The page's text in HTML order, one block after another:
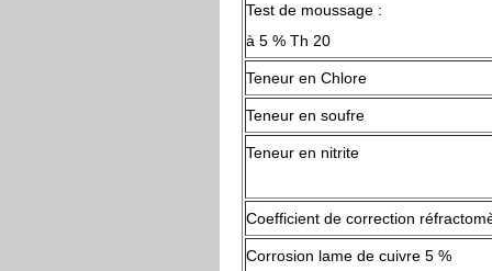
Test de moussage :
à 5 % Th 20
Teneur en Chlore
Teneur en soufre
Teneur en nitrite
Coefficient de correction
Corrosion lame de cuivre 5 %